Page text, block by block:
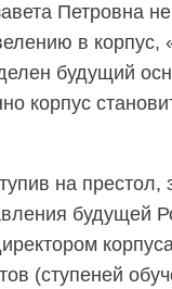
Петровна
в корпус,
будущий
корпус
на престол,
будущей
(ступеней